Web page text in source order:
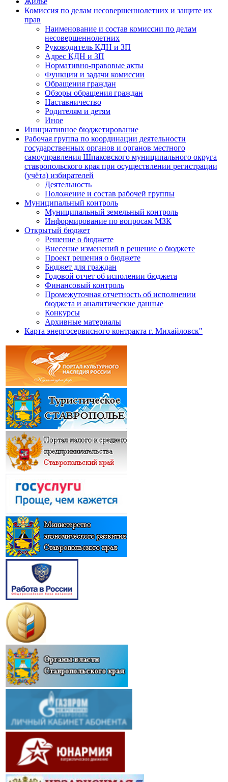
Комиссия по делам несовершеннолетних и защите их
прав
Наименование и состав комиссии по делам
несовершеннолетних
Руководитель КДН и ЗП
Адрес КДН и ЗП
Нормативно-правовые акты
Функции и задачи комиссии
Обращения граждан
Обзоры обращения граждан
Наставничество
Родителям и детям
Иное
Инициативное бюджетирование
Рабочая группа по координации деятельности
государственных органов и органов местного
самоуправления Шпаковского муниципального округа
ставропольского края при осуществлении регистрации
(учёта) избирателей
Деятельность
Положение и состав рабочей группы
Муниципальный контроль
Муниципальный земельный контроль
Информирование по вопросам МЗК
Открытый бюджет
Решение о бюджете
Внесение изменений в решение о бюджете
Проект решения о бюджете
Бюджет для граждан
Годовой отчет об исполении бюджета
Финансовый контроль
Промежуточная отчетность об исполнении
бюджета и аналитические данные
Конкурсы
Архивные материалы
Карта энергосервисного контракта г. Михайловск"